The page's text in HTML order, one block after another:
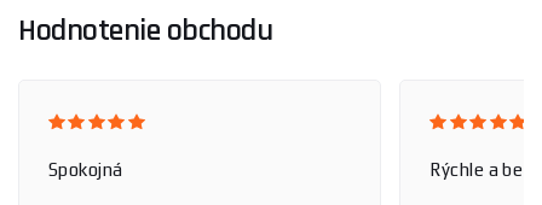
Hodnotenie obchodu
Spokojná Rýchle a